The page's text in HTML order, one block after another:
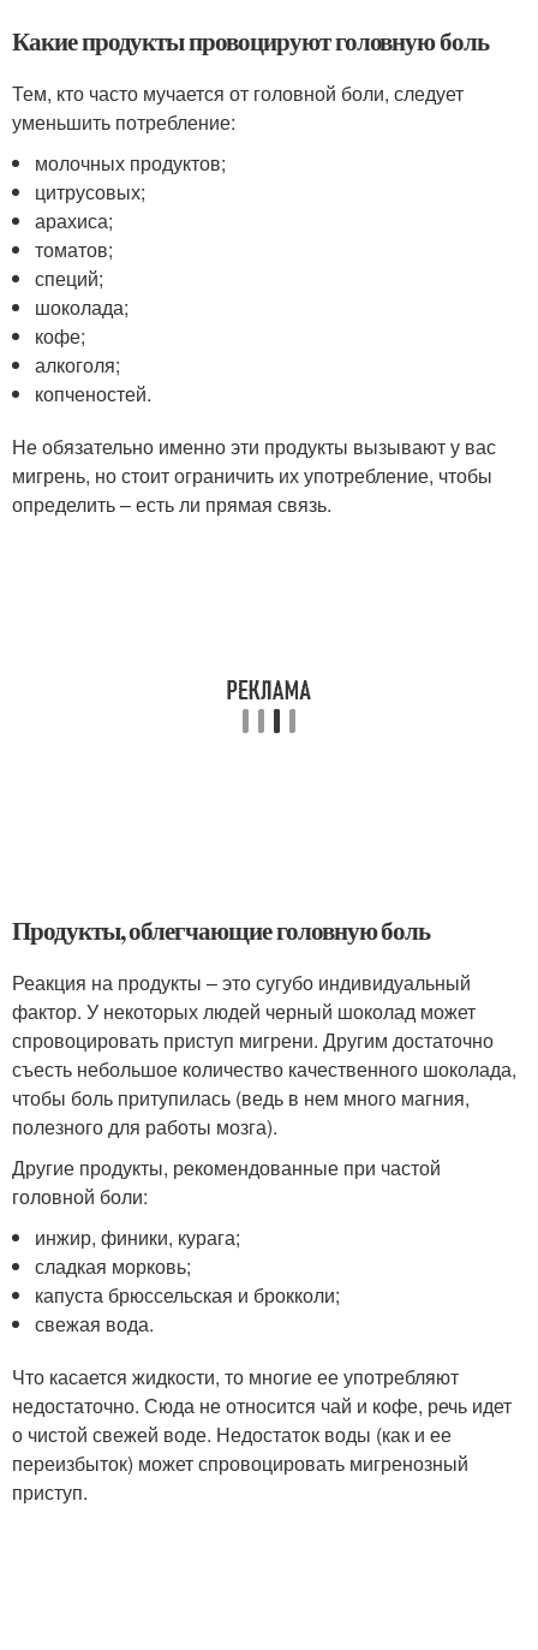
Какие продукты провоцируют головную боль
Тем, кто часто мучается от головной боли, следует
уменьшить потребление:
молочных продуктов;
цитрусовых;
арахиса;
томатов;
специй;
шоколада;
кофе;
алкоголя;
копченостей.
Не обязательно именно эти продукты вызывают у вас
мигрень, но стоит ограничить их употребление, чтобы
определить – есть ли прямая связь.
Продукты, облегчающие головную боль
Реакция на продукты – это сугубо индивидуальный
фактор. У некоторых людей черный шоколад может
спровоцировать приступ мигрени. Другим достаточно
съесть небольшое количество качественного шоколада,
чтобы боль притупилась (ведь в нем много магния,
полезного для работы мозга).
Другие продукты, рекомендованные при частой
головной боли:
инжир, финики, курага;
сладкая морковь;
капуста брюссельская и брокколи;
свежая вода.
Что касается жидкости, то многие ее употребляют
недостаточно. Сюда не относится чай и кофе, речь идет
о чистой свежей воде. Недостаток воды (как и ее
переизбыток) может спровоцировать мигренозный
приступ.